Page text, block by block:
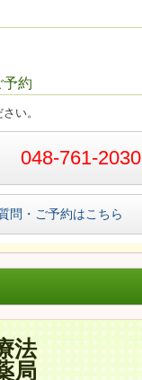
予約
い。
048-761-2030
問・ご予約はこちら
法
局